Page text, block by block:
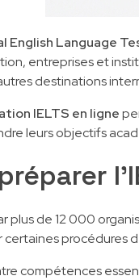
English Language
entreprises et
destinations
IELTS en ligne
leurs objectifs
plus de 12 000
procédures
compétences